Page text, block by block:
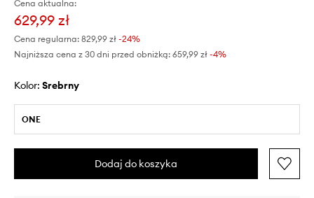
Cena aktualna:
629,99 zł
Cena regularna: 829,99 zł -24%
Najniższa cena z 30 dni przed obniżką: 659,99 zł -4%
Kolor: srebrny
ONE
Dodaj do koszyka